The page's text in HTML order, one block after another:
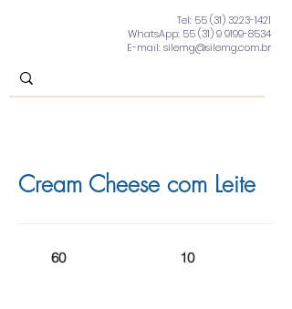
Tel: 55 (31) 3223-1421
WhatsApp: 55 (31) 9 9199-8534
E-mail: silemg@silemg.com.br
Cream Cheese com Leite
60 10